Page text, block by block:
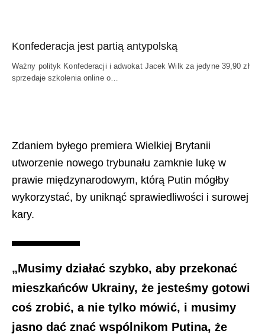
Konfederacja jest partią antypolską
Ważny polityk Konfederacji i adwokat Jacek Wilk za jedyne 39,90 zł
sprzedaje szkolenia online o…
Zdaniem byłego premiera Wielkiej Brytanii
utworzenie nowego trybunału zamknie lukę w
prawie międzynarodowym, którą Putin mógłby
wykorzystać, by uniknąć sprawiedliwości i surowej
kary.
„Musimy działać szybko, aby przekonać
mieszkańców Ukrainy, że jesteśmy gotowi
coś zrobić, a nie tylko mówić, i musimy
jasno dać znać wspólnikom Putina, że